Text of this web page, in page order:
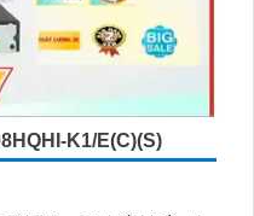
K1/E(C)(S)